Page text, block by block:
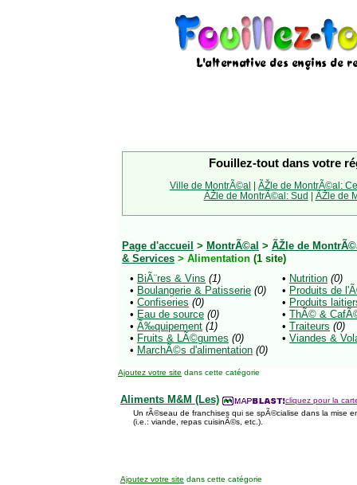
Fouillez-tout dans votre
Ville de MontrÃ©al | ÃŽle de MontrÃ©al:
ÃŽle de MontrÃ©al: Sud | ÃŽle de
Page d'accueil > MontrÃ©al > ÃŽle de
& Services > Alimentation (1 site)
• BiÃ¨res & Vins (1)
• Boulangerie & Patisserie (0)
• Confiseries (0)
• Eau de source (0)
• Ã‰quipement (1)
• Fruits & LÃ©gumes (0)
• MarchÃ©s d'alimentation (0)
• Nutrition (0)
• Produits de
• Produits
• ThÃ© &
• Traiteurs (0)
• Viandes &
Ajoutez votre site dans cette catégorie
Aliments M&M (Les)
cliquez pour la
Un rÃ©seau de franchises qui se spÃ©cialise dans la mise
(i.e.: viande, repas cuisinÃ©s, etc.).
Ajoutez votre site dans cette catégorie